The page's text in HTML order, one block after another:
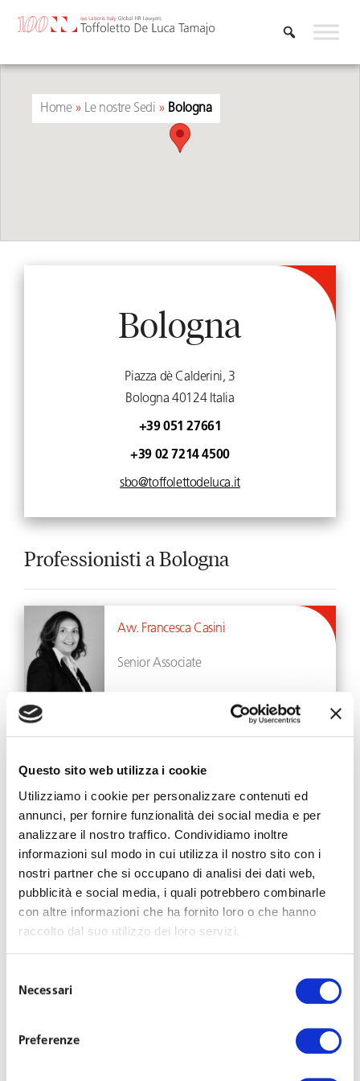
Questo sito web utilizza i cookie
Utilizziamo i cookie per personalizzare contenuti ed
annunci, per fornire funzionalità dei social media e per
analizzare il nostro traffico. Condividiamo inoltre
informazioni sul modo in cui utilizza il nostro sito con i
nostri partner che si occupano di analisi dei dati web,
pubblicità e social media, i quali potrebbero combinarle
con altre informazioni che ha fornito loro o che hanno
raccolto dal suo utilizzo dei loro servizi.
delNecessari
Preferenze
Home» Le nostre Sedi » Bologna
Bologna
Piazza dè Calderini, 3
Bologna 40124Italia
+39 051 27661
+39 02 7214 4500
sbo@toffolettodeluca.it
Professionisti a Bologna
Avv. Francesca Casini
Senior Associate
Profilo
Consulenza alle imprese nel diritto
del lavoro
estendendo la propria capillarità e la conoscenza in ambito
imprese